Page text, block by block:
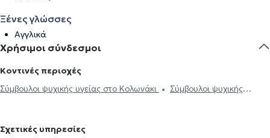
Ξένες γλώσσες
Αγγλικά
Χρήσιμοι σύνδεσμοι
Κοντινές περιοχές
Σύμβουλοι ψυχικής υγείας στο Κολωνάκι
Σύμβουλοι ψυχικής
υγείας στου Γκύζη
Σύμβουλοι ψυχικής υγείας στο Μεταξουργείο
Σχετικές υπηρεσίες